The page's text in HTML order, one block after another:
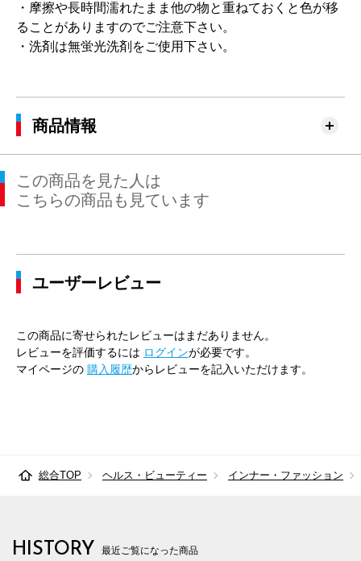
・摩擦や長時間濡れたまま他の物と重ねておくと色が移
ることがありますのでご注意下さい。
・洗剤は無蛍光洗剤をご使用下さい。
商品情報
この商品を見た人は
こちらの商品も見ています
ユーザーレビュー
この商品に寄せられたレビューはまだありません。
レビューを評価するには ログインが必要です。
マイページの 購入履歴からレビューを記入いただけます。
総合TOP ヘルス・ビューティー インナー・ファッション
HISTORY 最近ご覧になった商品